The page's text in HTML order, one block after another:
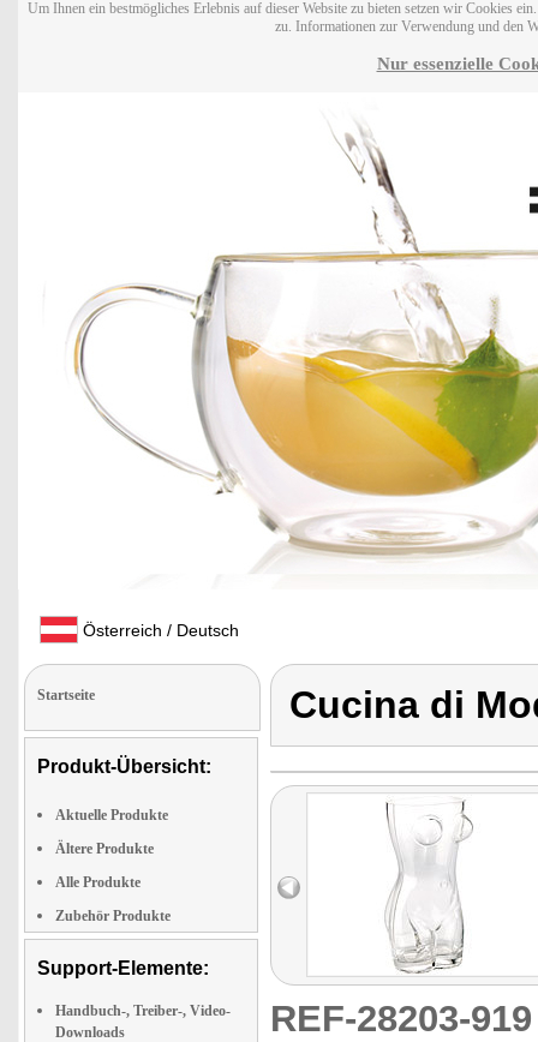
Um Ihnen ein bestmögliches Erlebnis auf dieser Website zu bieten setzen wir Cookies
zu. Informationen zur Verwendung und den
Nur essenzielle
Österreich / Deutsch
Startseite
Produkt-Übersicht:
Aktuelle Produkte
Ältere Produkte
Alle Produkte
Zubehör Produkte
Support-Elemente:
Handbuch-, Treiber-, Video-
Downloads
Cucina di
REF-28203-